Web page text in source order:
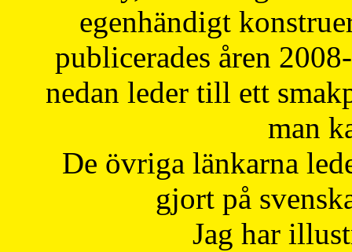
egenhändigt
publicerades åren
nedan leder till ett
man
De övriga länkarna
gjort på
Jag har